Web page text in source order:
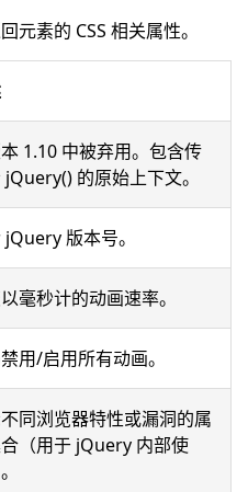
元素的 CSS 相关属性。
1.10 中被弃用。包含传
的原始上下文。
版本号。
毫秒计的动画速率。
用/启用所有动画。
同浏览器特性或漏洞的属
（用于 jQuery 内部使